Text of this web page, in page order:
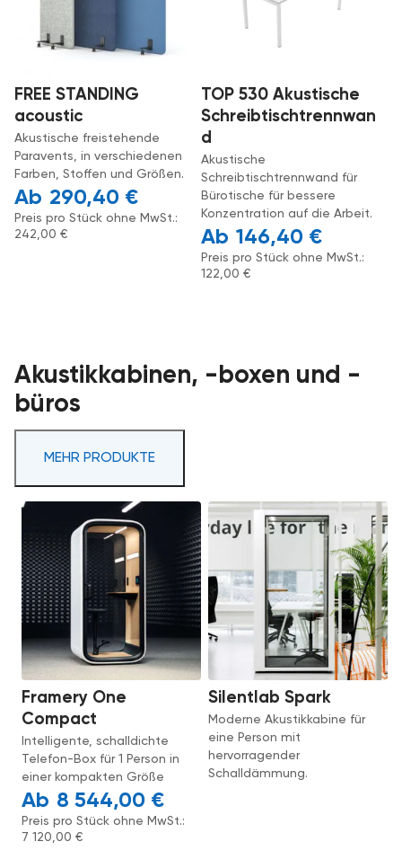
FREE STANDING
acoustic
Akustische freistehende
Paravents, in verschiedenen
Farben, Stoffen und Größen.
290,40 €
Preis pro Stück ohne MwSt.:
242,00 €
TOP 530 Akustische
Schreibtischtrennwan
d
Akustische
Schreibtischtrennwand für
Bürotische für bessere
Konzentration auf die Arbeit.
146,40 €
Preis pro Stück ohne MwSt.:
122,00 €
Akustikkabinen, -boxen und -
büros
MEHR PRODUKTE
Framery One
Compact
Intelligente, schalldichte
Telefon-Box für 1 Person in
einer kompakten Größe
8 544,00 €
Preis pro Stück ohne MwSt.:
7 120,00€
Silentlab Spark
Moderne Akustikkabine für
eine Person mit
hervorragender
Schalldämmung.